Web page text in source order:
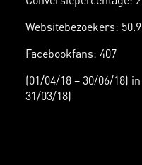
Websitebezoekers:
Facebookfans: 407
(01/04/18 – 30/06/18)
31/03/18)